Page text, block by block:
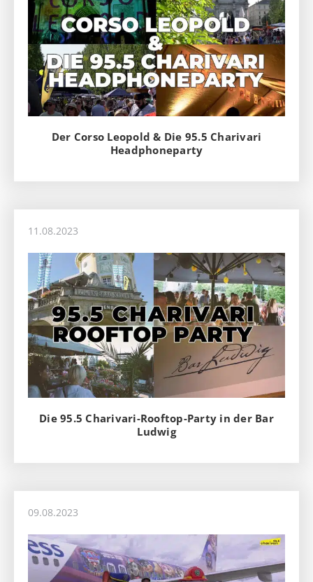
Der Corso Leopold & Die 95.5 Charivari
Headphoneparty
11.08.2023
Die 95.5 Charivari-Rooftop-Party in der Bar
Ludwig
09.08.2023